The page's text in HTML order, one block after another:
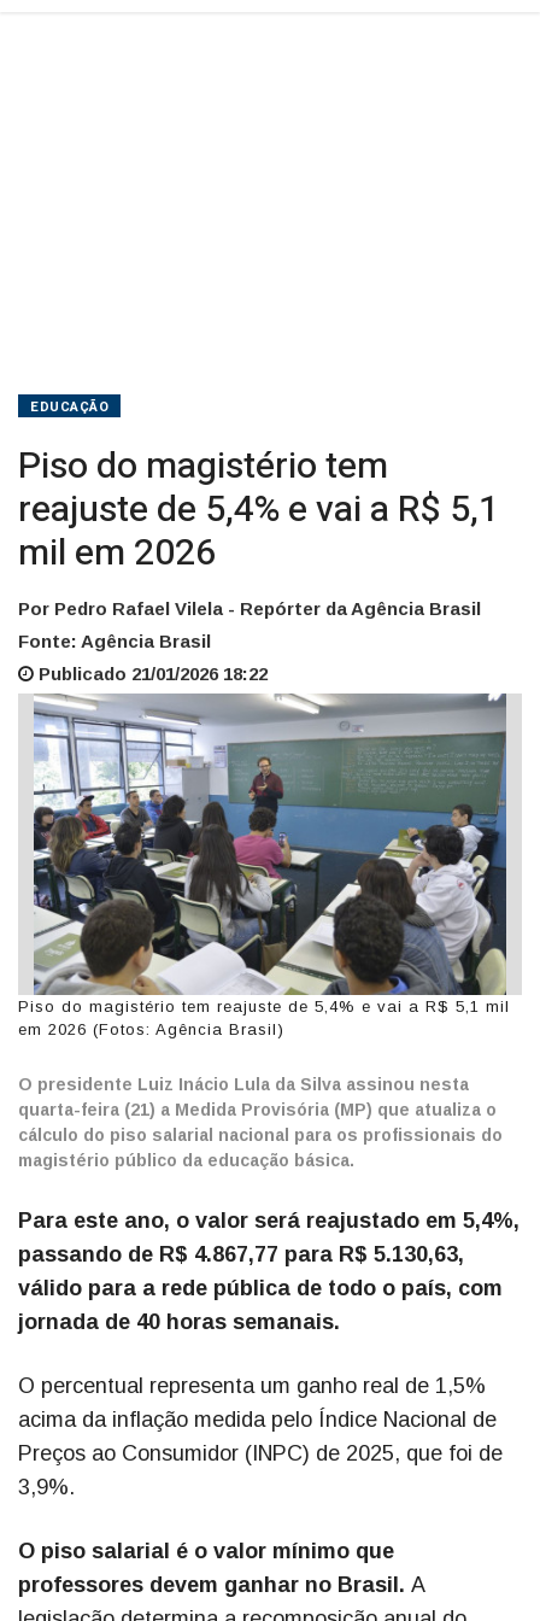
EDUCAÇÃO
Piso do magistério tem
reajuste de 5,4% e vai a R$ 5,1
mil em 2026
Por Pedro Rafael Vilela - Repórter da Agência Brasil
Fonte: Agência Brasil
Publicado 21/01/2026 18:22
Piso do magistério tem reajuste de 5,4% e vai a R$ 5,1 mil
em 2026 (Fotos: Agência Brasil)
O presidente Luiz Inácio Lula da Silva assinou nesta
quarta-feira (21) a Medida Provisória (MP) que atualiza o
cálculo do piso salarial nacional para os profissionais do
magistério público da educação básica.
Para este ano, o valor será reajustado em 5,4%,
passando de R$ 4.867,77 para R$ 5.130,63,
válido para a rede pública de todo o país, com
jornada de 40 horas semanais.
O percentual representa um ganho real de 1,5%
acima da inflação medida pelo Índice Nacional de
Preços ao Consumidor (INPC) de 2025, que foi de
3,9%.
O piso salarial é o valor mínimo que
professores devem ganhar no Brasil. A